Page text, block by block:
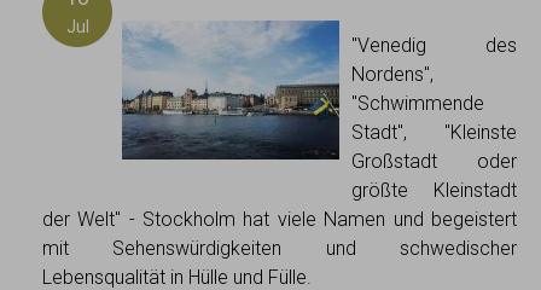
Jul
"Venedig des
Nordens",
"Schwimmende
Stadt", "Kleinste
Großstadt oder
größte Kleinstadt
der Welt" - Stockholm hat viele Namen und begeistert
mit Sehenswürdigkeiten und schwedischer
Lebensqualität in Hülle und Fülle.